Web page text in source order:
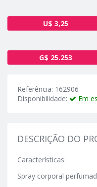
U$ 3,25
G$ 25.253
Referência: 162906
Disponibilidade:
Em
DESCRIÇÃO DO
Características:
Spray corporal